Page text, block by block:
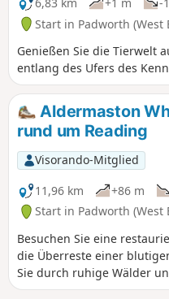
Start in Padworth (West
Genießen Sie die Tierwelt
entlang des Ufers des
Aldermaston
rund um Reading
Visorando-Mitglied
11,96 km
+86 m
Start in Padworth (West
Besuchen Sie eine
die Überreste einer
Sie durch ruhige Wälder
Aussicht auf das Kennet-